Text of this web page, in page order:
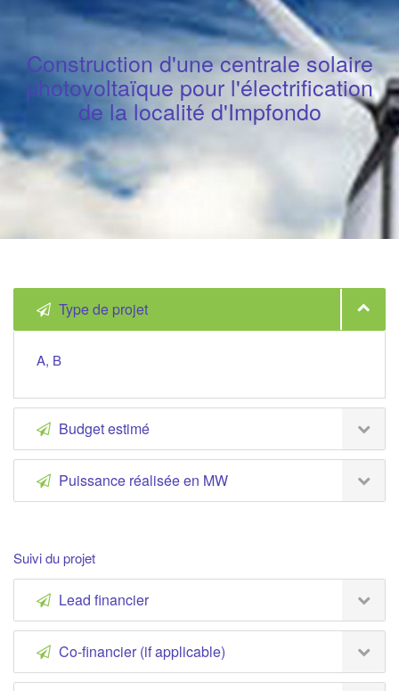
Construction d'une centrale solaire
photovoltaïque pour l'électrification
de la localité d'Impfondo
Type de projet
A, B
Budget estimé
Puissance réalisée en MW
Suivi du projet
Lead financier
Co-financier (if applicable)